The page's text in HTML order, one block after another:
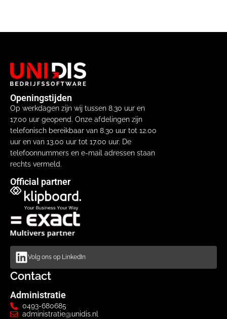
Openingstijden
Op werkdagen zijn wij tussen 8.30 uur en
17.00 uur geopend. Onze afdelingen zijn
telefonisch bereikbaar van 8.30 uur tot 12.00
uur en van 13.00 uur tot 17.00 uur. De
telefoonnummers en e-mail adressen staan
rechts vermeld.
Official partner
Volg ons op LinkedIn
Contact
Administratie
0493-680685
administratie@unidis.nl